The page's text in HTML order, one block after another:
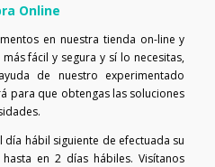
Online
en nuestra tienda on-line y
fácil y segura y sí lo necesitas,
de nuestro experimentado
para que obtengas las soluciones
hábil siguiente de efectuada su
en 2 días hábiles. Visítanos